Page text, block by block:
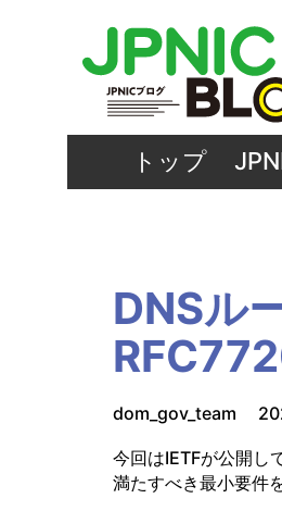
トップ
DNSル
dom_gov_team
今回はIETFが公開し
満たすべき最小要件